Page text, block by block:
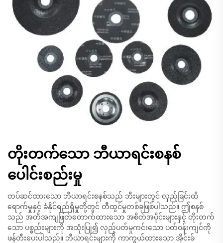
တိုးတက်သော ဘီယာရင်းစနစ်
ပေါင်းစည်းမှု
တပ်ဆင်ထားသော ဘီယာရင်းစနစ်သည် ဘီးများတွင် လှည့်ခြင်းထိ
ရောက်မှုနှင့် ခံနိုင်ရည်ရှိမှုတို့တွင် တီထွင်မှုတစ်ခုဖြစ်ပါသည်။ ဤစနစ်
သည် အတိအကျဖြတ်တောက်ထားသော အစိတ်အပိုင်းများနှင့် တိုးတက်
သော ပစ္စည်းများကို အသုံးပြု၍ လှည့်ပတ်မှုကင်းသော ပတ်ဝန်းကျင်ကို
ဖန်တီးပေးပါသည်။ ဘီယာရင်းများကို ကာကွယ်ထားသော အိုင်းခ်